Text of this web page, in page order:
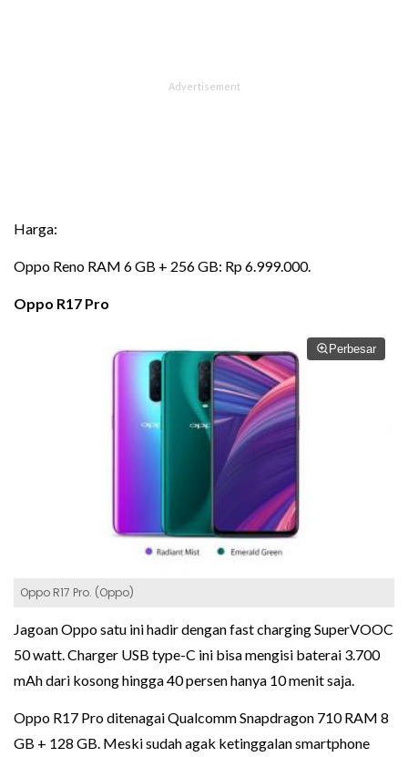
Harga:
Oppo Reno RAM 6 GB + 256 GB: Rp 6.999.000.
Oppo R17 Pro
Perbesar
Oppo R17 Pro. (Oppo)
Jagoan Oppo satu ini hadir dengan fast charging SuperVOOC
50 watt. Charger USB type-C ini bisa mengisi baterai 3.700
mAh dari kosong hingga 40 persen hanya 10 menit saja.
Oppo R17 Pro ditenagai Qualcomm Snapdragon 710 RAM 8
GB + 128 GB. Meski sudah agak ketinggalan smartphone